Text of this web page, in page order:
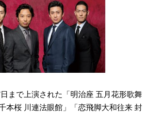
まで上演された「明治座 五月花形歌舞
本桜 川連法眼館」「恋飛脚大和往来 封